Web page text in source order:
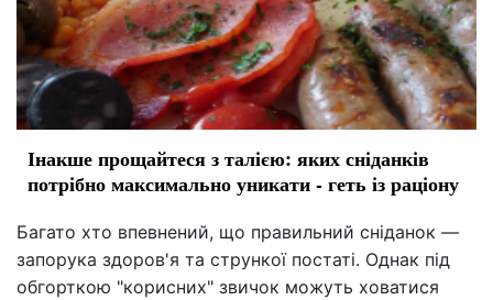
Інакше прощайтеся з талією: яких сніданків
потрібно максимально уникати - геть із раціону
Багато хто впевнений, що правильний сніданок —
запорука здоров'я та стрункої постаті. Однак під
обгорткою "корисних" звичок можуть ховатися